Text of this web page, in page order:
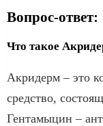
Вопрос-ответ:
Что такое
Акридерм – это
средство,
Гентамыцин –